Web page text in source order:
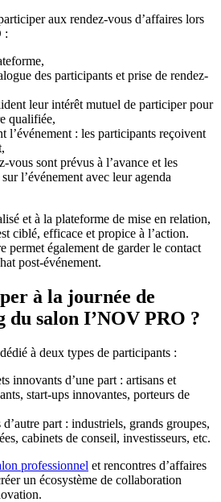
aux rendez-vous d’affaires lors
:
des participants et prise de rendez-
leur intérêt mutuel de participer pour
qualifiée,
l’événement : les participants reçoivent
vous sont prévus à l’avance et les
l’événement avec leur agenda
et à la plateforme de mise en relation,
ciblé, efficace et propice à l’action.
permet également de garder le contact
post-événement.
à la journée de
du salon I’NOV PRO ?
à deux types de participants :
innovants d’une part : artisans et
start-ups innovantes, porteurs de
part : industriels, grands groupes,
cabinets de conseil, investisseurs, etc.
professionnel et rencontres d’affaires
un écosystème de collaboration